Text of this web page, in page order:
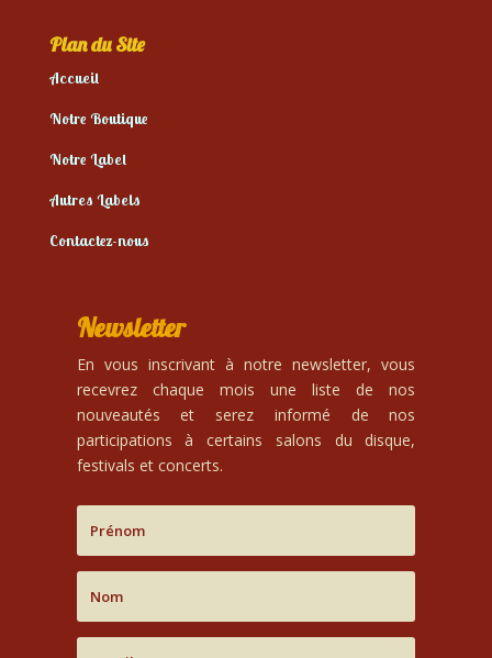
Plan du Site
Accueil
Notre Boutique
Notre Label
Autres Labels
Contactez-nous
Newsletter
En vous inscrivant à notre newsletter, vous
recevrez chaque mois une liste de nos
nouveautés et serez informé de nos
participations à certains salons du disque,
festivals et concerts.